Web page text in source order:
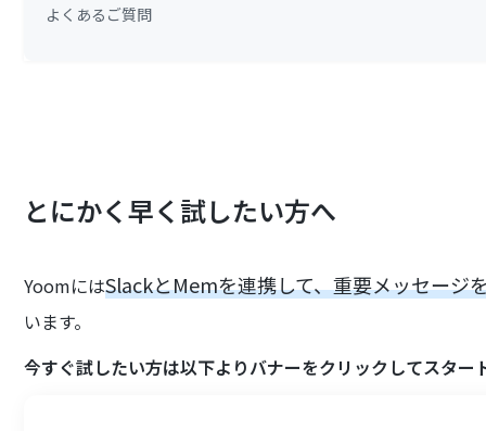
よくあるご質問
とにかく早く試したい方へ
YoomにはSlackとMemを連携して、重要メッセージ
います。
今すぐ試したい方は以下よりバナーをクリックしてスター